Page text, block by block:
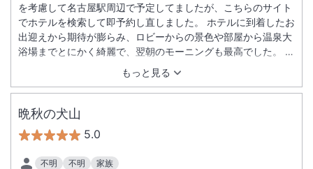
もっと見る
を考慮して名古屋駅周辺で予定してましたが、こちらのサイト
でホテルを検索して即予約し直しました。 ホテルに到着したお
出迎えから期待が膨らみ、ロビーからの景色や部屋から温泉大
浴場までとにかく綺麗で、翌朝のモーニングも最高でした。 強
いて言えば夕食する環境が周辺に少なくディナー付きにすれば
良かったと感じましたが、喧騒から抜け出し名残惜しくなる珍
しいと感じるホテルでした。 素敵な時間をありがとうございま
した。
晩秋の犬山
5.0
不明 不明
家族